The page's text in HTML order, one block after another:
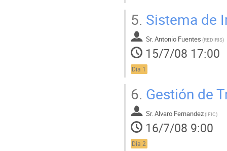
5. Sistema de
Sr.Antonio Fuentes (REDIRIS)
15/7/08 17:00
Dia 1
6. Gestión de
Sr.Alvaro Fernandez(IFIC)
16/7/08 9:00
Dia 2